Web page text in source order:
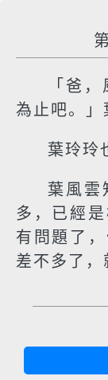
「爸
為止吧。」
葉玲玲
葉風雲
多，已經
有問題了
差不多了，